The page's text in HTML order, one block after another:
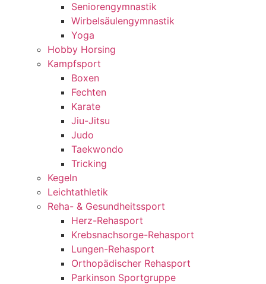
Seniorengymnastik
Wirbelsäulengymnastik
Yoga
Hobby Horsing
Kampfsport
Boxen
Fechten
Karate
Jiu-Jitsu
Judo
Taekwondo
Tricking
Kegeln
Leichtathletik
Reha- & Gesundheitssport
Herz-Rehasport
Krebsnachsorge-Rehasport
Lungen-Rehasport
Orthopädischer Rehasport
Parkinson Sportgruppe